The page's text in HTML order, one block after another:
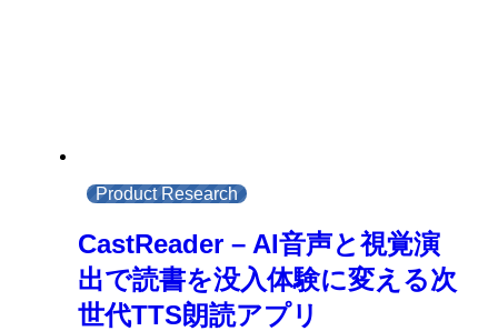
Product Research
CastReader – AI音声と視覚演
出で読書を没入体験に変える次
世代TTS朗読アプリ